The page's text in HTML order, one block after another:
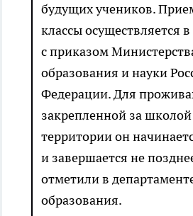
будущих учеников.
классы осуществляется
с приказом
образования и науки
Федерации. Для
закрепленной за школой
территории он
и завершается не
отметили в
образования.